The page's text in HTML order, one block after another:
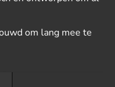
om lang mee te